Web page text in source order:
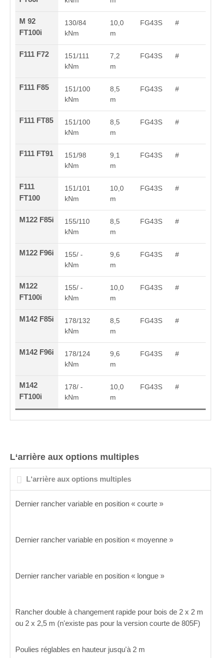
M 92
FT100i
130/84
kNm
10,0
m
FG43S #
F111 F72
151/111
kNm
7,2
m
FG43S #
F111 F85
151/100
kNm
8,5
m
FG43S #
F111 FT85
151/100
kNm
8,5
m
FG43S #
F111 FT91
151/98
kNm
9,1
m
FG43S #
F111
FT100
151/101
kNm
10,0
m
FG43S #
M122 F85i
155/110
kNm
8,5
m
FG43S #
M122 F96i
155/ -
kNm
9,6
m
FG43S #
M122
FT100i
155/ -
kNm
10,0
m
FG43S #
M142 F85i
178/132
kNm
8,5
m
FG43S #
M142 F96i
178/124
kNm
9,6
m
FG43S #
M142
FT100i
178/ -
kNm
10,0
m
FG43S #
L‘arrière aux options multiples
L‘arrière aux options multiples
Dernier rancher variable en position « courte »
Dernier rancher variable en position « moyenne »
Dernier rancher variable en position « longue »
Rancher double à changement rapide pour bois de 2 x 2 m
ou 2 x 2,5 m (n'existe pas pour la version courte de 805F)
Poulies réglables en hauteur jusqu'à 2 m